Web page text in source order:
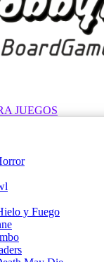
JUEGOS
y Fuego